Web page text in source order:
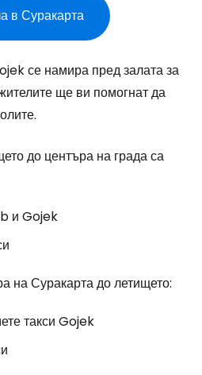
в Суракарта
се намира пред залата за
ще ви помогнат да
до центъра на града са
и Gojek
на Суракарта до летището:
такси Gojek